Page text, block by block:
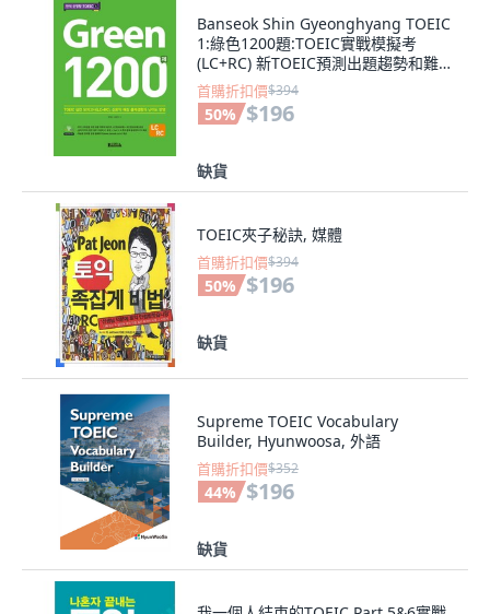
Banseok Shin Gyeonghyang TOEIC
1:綠色1200題:TOEIC實戰模擬考
(LC+RC) 新TOEIC預測出題趨勢和難
度, 磐石出版社
首購折扣價$394
50% $196
缺貨
TOEIC夾子秘訣, 媒體
首購折扣價$394
50% $196
缺貨
Supreme TOEIC Vocabulary
Builder, Hyunwoosa, 外語
首購折扣價$352
44% $196
缺貨